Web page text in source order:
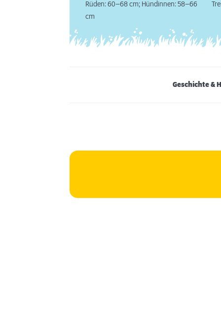
Rüden: 60–68 cm; Hündinnen: 58–66
cm
Geschichte &